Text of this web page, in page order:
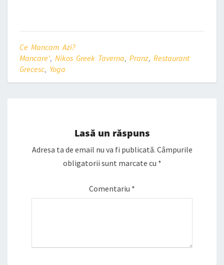
Ce Mancam Azi?
Mancare', Nikos Greek Taverna, Pranz, Restaurant
Grecesc, Yoga
Lasă un răspuns
Adresa ta de email nu va fi publicată. Câmpurile
obligatorii sunt marcate cu *
Comentariu *